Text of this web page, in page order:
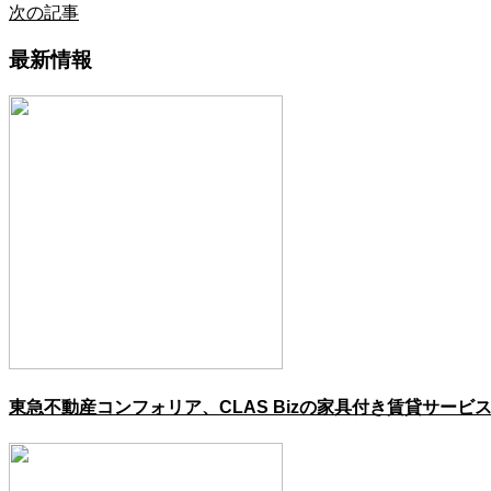
次の記事
最新情報
東急不動産コンフォリア、CLAS Bizの家具付き賃貸サービ